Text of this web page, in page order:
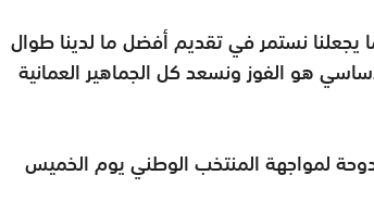
نستمر في تقديم أفضل ما لدينا طوال
هو الفوز ونسعد كل الجماهير العمانية
لمواجهة المنتخب الوطني يوم الخميس